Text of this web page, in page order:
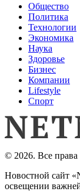
Общество
Политика
Технологии
Экономика
Наука
Здоровье
Бизнес
Компании
Lifestyle
Спорт
© 2026. Все
Новостной сайт
освещении